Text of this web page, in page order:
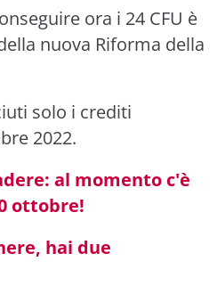
ora i 24 CFU è
nuova Riforma della
solo i crediti
2022.
al momento c'è
ottobre!
hai due